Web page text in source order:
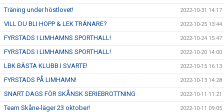
Träning under höstlovet! 2022-10-31 14:17
VILL DU BLI HOPP & LEK TRÄNARE? 2022-10-25 13:44
FYRSTADS I LIMHAMNS SPORTHALL! 2022-10-24 15:47
FYRSTADS I LIMHAMNS SPORTHALL! 2022-10-20 14:00
LBK BÄSTA KLUBB I SVARTE! 2022-10-15 16:13
FYRSTADS PÅ LIMHAMN! 2022-10-13 14:28
SNART DAGS FÖR SKÅNSK SERIEBROTTNING 2022-10-11 11:21
Team Skåne-läger 23 oktober! 2022-10-11 09:05